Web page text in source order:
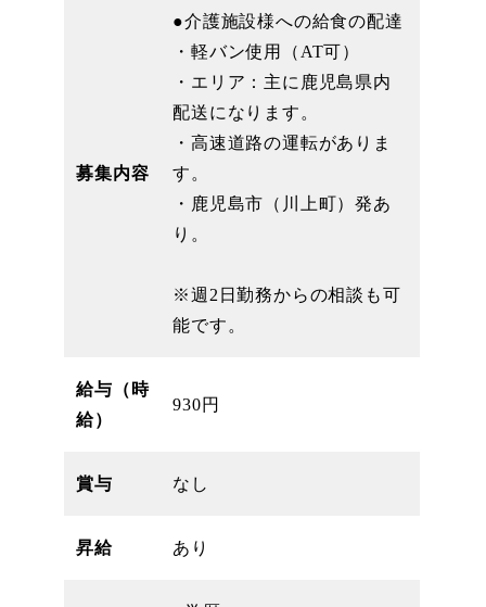
募集内容
●介護施設様への給食の配達
・軽バン使用（AT可）
・エリア：主に鹿児島県内
配送になります。
・高速道路の運転がありま
す。
・鹿児島市（川上町）発あ
り。
※週2日勤務からの相談も可
能です。
給与（時
給）
930円
賞与 なし
昇給 あり